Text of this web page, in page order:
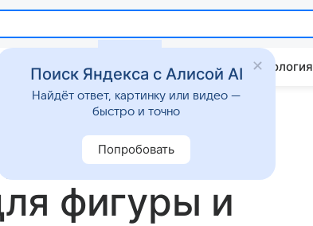
Дом Гороскопы Стиль жизни Психология
простые
фигуры и
Поиск Яндекса с Алисой AI
Найдёт ответ, картинку или видео —
быстро и точно
Попробовать